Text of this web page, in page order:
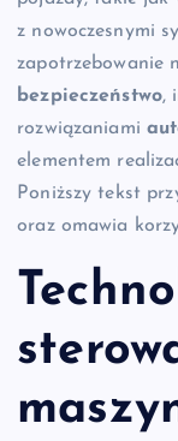
z nowoczesnymi
zapotrzebowanie
bezpieczeństwo,
rozwiązaniami
elementem
Poniższy tekst
oraz omawia